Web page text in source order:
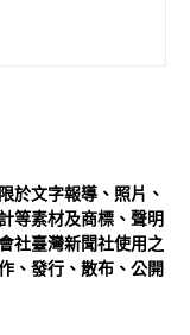
於文字報導、照片、
等素材及商標、聲明
社臺灣新聞社使用之
、發行、散布、公開